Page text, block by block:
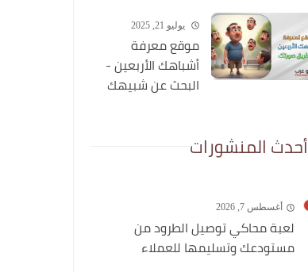
يوليو 21, 2025
موقع معرفة
أشباهك الأربعين -
البحث عن شبيهك
أحدث المنشورات
أغسطس 7, 2026
لعبة محاكي توصيل الطرود من
مستودعك وتسليمها للعملاء